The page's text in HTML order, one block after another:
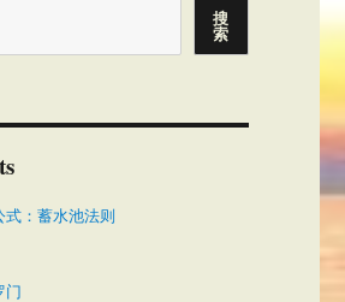
搜
索
式：蓄水池法则
门